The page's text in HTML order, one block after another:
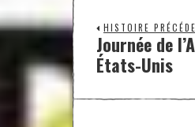
HISTOIRE
Journée de
États-Unis